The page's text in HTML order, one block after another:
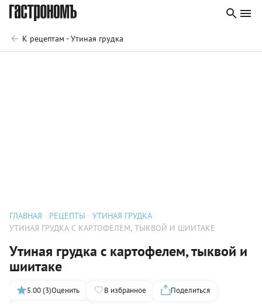
К рецептам - Утиная грудка
ГЛАВНАЯ РЕЦЕПТЫ
УТИНАЯ ГРУДКА
УТИНАЯ ГРУДКА С КАРТОФЕЛЕМ, ТЫКВОЙ И ШИИТАКЕ
Утиная грудка с картофелем, тыквой и
шиитаке
5.00 (3)Оценить В избранное
Поделиться